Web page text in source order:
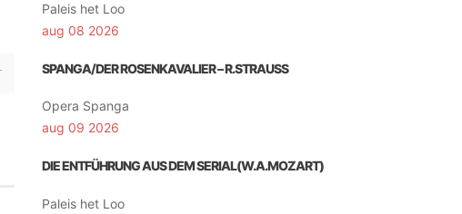
Paleis het Loo
aug 08 2026
SPANGA/DER ROSENKAVALIER – R.STRAUSS
Opera Spanga
aug 09 2026
DIE ENTFÜHRUNG AUS DEM SERIAL(W.A.MOZART)
Paleis het Loo